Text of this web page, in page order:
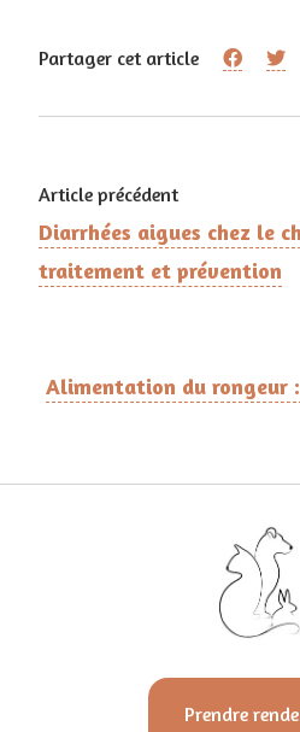
Partager cet article
Article précédent
Diarrhées aigues chez le
traitement et prévention
Alimentation du rongeur :
Prendre